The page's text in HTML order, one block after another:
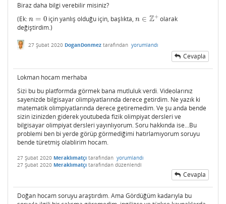
Biraz daha bilgi verebilir misiniz?
(Ek: n = 0
n= 0 için yanlış olduğu için, başlıkta,n ∈ Z+
n∈Z +
olarak
değiştirdim.)
27 Şubat 2020 DoganDonmez tarafından yorumlandı
Cevapla
Lokman hocam merhaba
Sizi bu bu platformda görmek bana mutluluk verdi. Videolarınız
sayenizde bilgisayar olimpiyatlarında derece getirdim. Ne yazık ki
matematik olimpiyatlarında derece getiremedim. Ve şu anda bende
sizin izinizden giderek youtubeda fizik olimpiyat dersleri ve
bilgisayar olimpiyat dersleri yayınlıyorum. Soru hakkında ise...Bu
problemi ben bi yerde görüp görmediğimi hatırlamıyorum soruyu
bende türetmiş olablirim hocam.
27 Şubat 2020 Meraklımatçı tarafından yorumlandı
27 Şubat 2020 Meraklımatçı tarafından düzenlendi
Cevapla
Doğan hocam soruyu araştırdım. Ama Gördüğüm kadarıyla bu